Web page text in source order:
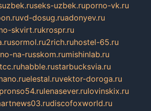
seks-uzbek.ruporno-vk.ru
vd-dosug.ruadonyev.ru
skvirt.rukrospr.ru
sormol.ru2rich.ruhostel-65.ru
na-russkom.rumishinlab.ru
habble.rustarbucksvia.ru
elestal.ruvektor-doroga.ru
pronso54.rulenasever.rulovinskix.ru
discofoxworld.ru